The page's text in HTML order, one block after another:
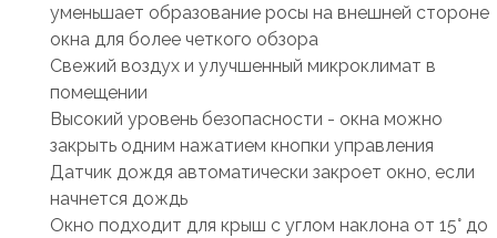
уменьшает образование росы на внешней стороне
окна для более четкого обзора
Свежий воздух и улучшенный микроклимат в
помещении
Высокий уровень безопасности - окна можно
закрыть одним нажатием кнопки управления
Датчик дождя автоматически закроет окно, если
начнется дождь
Окно подходит для крыш с углом наклона от 15° до